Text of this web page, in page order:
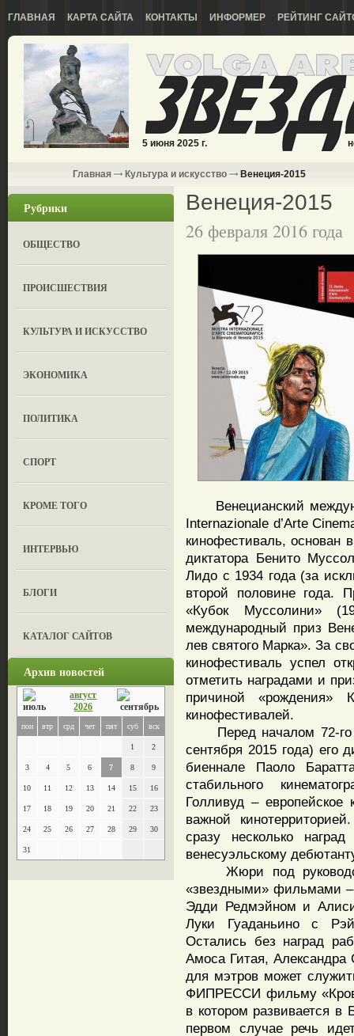
ГЛАВНАЯ КАРТА САЙТА КОНТАКТЫ ИНФОРМЕР РЕЙТИНГ
5 июня 2025 г.
Главная Культура и искусство Венеция-2015
Рубрики
ОБЩЕСТВО
ПРОИСШЕСТВИЯ
КУЛЬТУРА И ИСКУССТВО
ЭКОНОМИКА
ПОЛИТИКА
СПОРТ
КРОМЕ ТОГО
ИНТЕРВЬЮ
БЛОГИ
КАТАЛОГ САЙТОВ
Архив новостей
август
2026
пон втр срд чет пят суб вск
1 2
3 4 5 6 7 8 9
10 11 12 13 14 15 16
17 18 19 20 21 22 23
24 25 26 27 28 29 30
31
Венеция-2015
26 февраля 2016 года
Венецианский
Internazionale d’Arte
кинофестиваль, основан
диктатора Бенито
Лидо с 1934 года (за
второй половине года.
«Кубок Муссолини»
международный приз
лев святого Марка». За
кинофестиваль успел
отметить наградами и
причиной «рождения»
кинофестивалей.
Перед началом 72-го
сентября 2015 года) его
биеннале Паоло
стабильного
Голливуд – европейское
важной
сразу несколько
венесуэльскому
Жюри под
«звездными» фильмами
Эдди Редмэйном и
Луки Гуаданьино с
Остались без наград
Амоса Гитая,
для мэтров может
ФИПРЕССИ фильму
в котором развивается
первом случае речь